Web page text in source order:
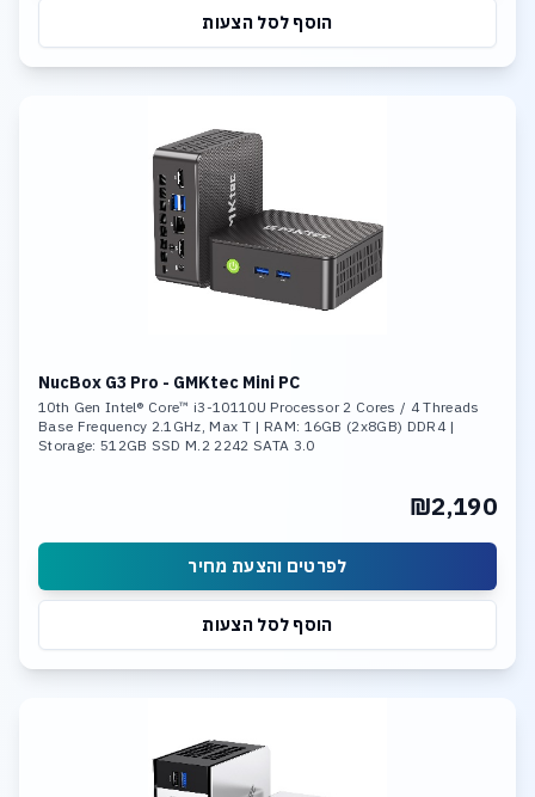
הוסף לסל הצעות
NucBox G3 Pro - GMKtec Mini PC
10th Gen Intel® Core™ i3-10110U Processor 2 Cores / 4 Threads
Base Frequency 2.1GHz, Max T | RAM: 16GB (2x8GB) DDR4 |
Storage: 512GB SSD M.2 2242 SATA 3.0
₪2,190
לפרטים והצעת מחיר
הוסף לסל הצעות